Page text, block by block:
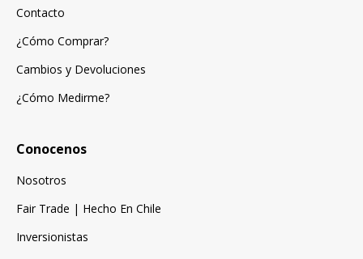
Contacto
¿Cómo Comprar?
Cambios y Devoluciones
¿Cómo Medirme?
Conocenos
Nosotros
Fair Trade | Hecho En Chile
Inversionistas